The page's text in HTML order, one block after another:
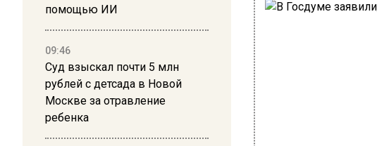
помощью ИИ
09:46
Суд взыскал почти 5 млн
рублей с детсада в Новой
Москве за отравление
ребенка